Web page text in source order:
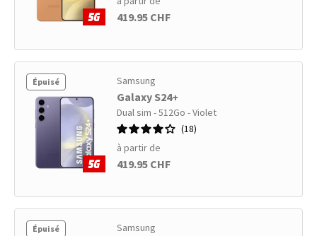
419.95 CHF
Épuisé Samsung
Galaxy S24+
Dual sim - 512Go - Violet
18
à partir de
419.95 CHF
Épuisé Samsung